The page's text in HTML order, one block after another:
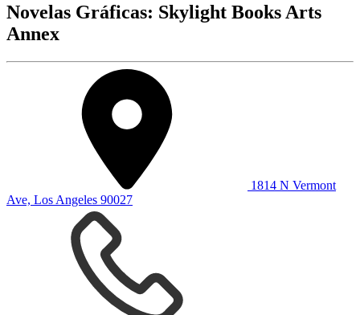
Novelas Gráficas: Skylight Books Arts
Annex
1814 N Vermont
Ave, Los Angeles 90027